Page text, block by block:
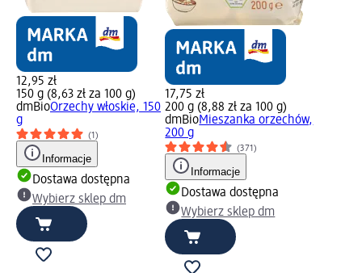
12,95 zł
150 g (8,63 zł za 100 g)
dmBioOrzechy włoskie, 150
g
(1)
Informacje
Dostawa dostępna
Wybierz sklep dm
17,75 zł
200 g (8,88 zł za 100 g)
dmBioMieszanka orzechów,
200 g
(371)
Informacje
Dostawa dostępna
Wybierz sklep dm